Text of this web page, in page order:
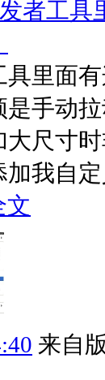
者工具
具里面
是手动
大尺寸
我自
文
来自